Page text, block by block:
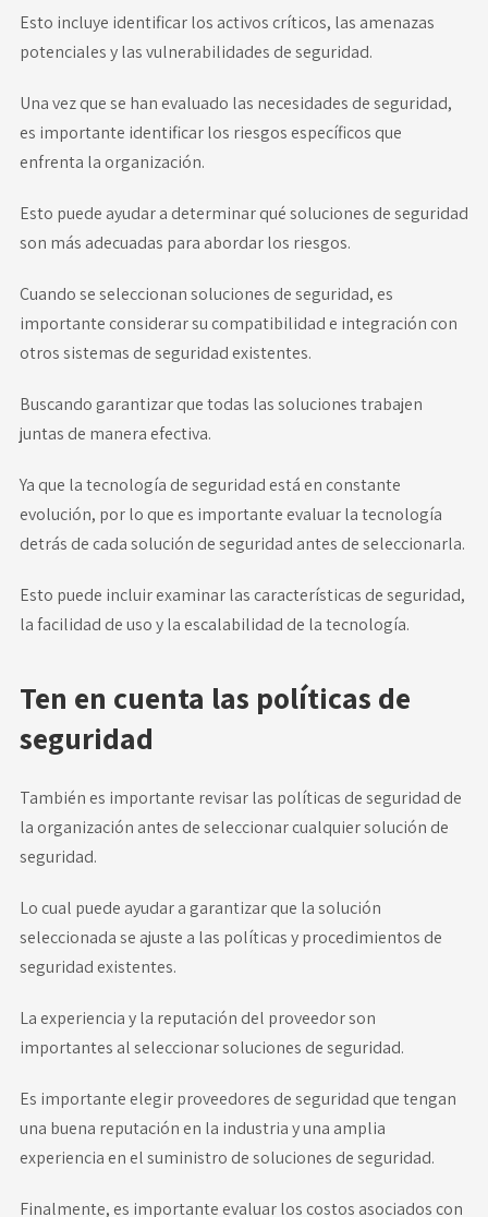
Esto incluye identificar los activos críticos, las amenazas
potenciales y las vulnerabilidades de seguridad.
Una vez que se han evaluado las necesidades de seguridad,
es importante identificar los riesgos específicos que
enfrenta la organización.
Esto puede ayudar a determinar qué soluciones de seguridad
son más adecuadas para abordar los riesgos.
Cuando se seleccionan soluciones de seguridad, es
importante considerar su compatibilidad e integración con
otros sistemas de seguridad existentes.
Buscando garantizar que todas las soluciones trabajen
juntas de manera efectiva.
Ya que la tecnología de seguridad está en constante
evolución, por lo que es importante evaluar la tecnología
detrás de cada solución de seguridad antes de seleccionarla.
Esto puede incluir examinar las características de seguridad,
la facilidad de uso y la escalabilidad de la tecnología.
Ten en cuenta las políticas de
seguridad
También es importante revisar las políticas de seguridad de
la organización antes de seleccionar cualquier solución de
seguridad.
Lo cual puede ayudar a garantizar que la solución
seleccionada se ajuste a las políticas y procedimientos de
seguridad existentes.
La experiencia y la reputación del proveedor son
importantes al seleccionar soluciones de seguridad.
Es importante elegir proveedores de seguridad que tengan
una buena reputación en la industria y una amplia
experiencia en el suministro de soluciones de seguridad.
Finalmente, es importante evaluar los costos asociados con